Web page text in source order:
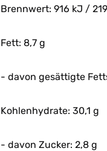
Brennwert: 916 kJ /
Fett: 8,7 g
- davon gesättigte
Kohlenhydrate: 30,1 g
- davon Zucker: 2,8 g